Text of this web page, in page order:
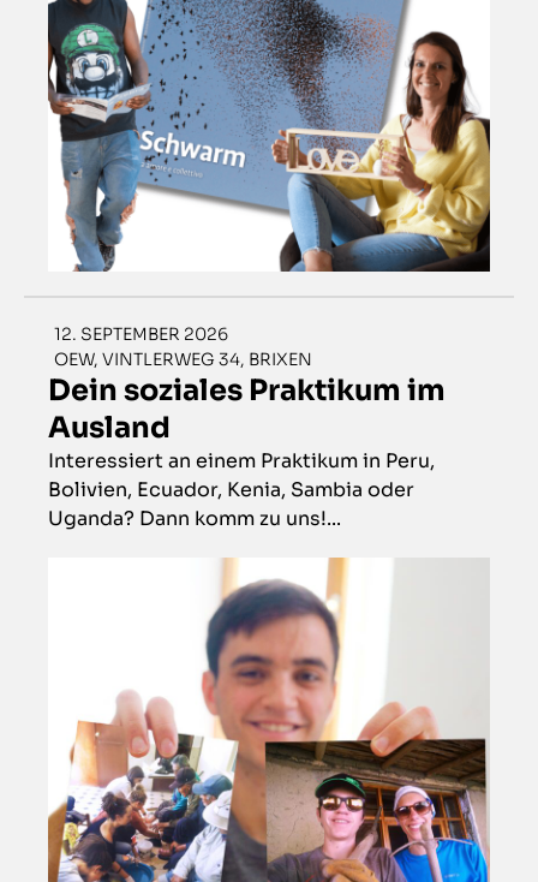
12. SEPTEMBER 2026
OEW, VINTLERWEG 34, BRIXEN
Dein soziales Praktikum im
Ausland
Interessiert an einem Praktikum in Peru,
Bolivien, Ecuador, Kenia, Sambia oder
Uganda? Dann komm zu uns!...